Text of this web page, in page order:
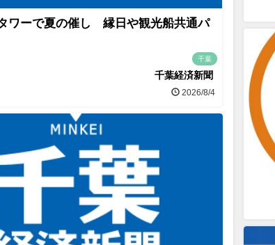
ワーで夏の催し 縁日や観光船共通パ
千葉
千葉経済新聞
2026/8/4